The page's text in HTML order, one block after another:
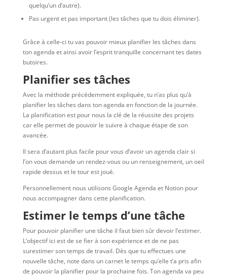
quelqu’un d’autre).
Pas urgent et pas important (les tâches que tu dois éliminer).
Grâce à celle-ci tu vas pouvoir mieux planifier les tâches dans
ton agenda et ainsi avoir l’esprit tranquille concernant tes dates
butoires.
Planifier ses tâches
Avec la méthode précédemment expliquée, tu n’as plus qu’à
planifier les tâches dans ton agenda en fonction de la journée.
La planification est pour nous la clé de la réussite des projets
car elle permet de pouvoir le suivre à chaque étape de son
avancée.
Il sera d’autant plus facile pour vous d’avoir un agenda clair si
l’on vous demande un rendez-vous ou un renseignement, un oeil
rapide dessus et le tour est joué.
Personnellement nous utilisons Google Agenda et Notion pour
nous accompagner dans cette planification.
Estimer le temps d’une tâche
Pour pouvoir planifier une tâche il faut bien sûr devoir l’estimer.
L’objectif ici est de se fier à son expérience et de ne pas
surestimer son temps de travail. Dès que tu effectues une
nouvelle tâche, note dans un carnet le temps qu’elle t’a pris afin
de pouvoir la planifier pour la prochaine fois. Ton agenda va peu